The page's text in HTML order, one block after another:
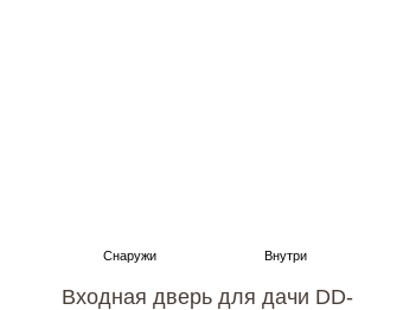
Входная дверь для дачи DD-